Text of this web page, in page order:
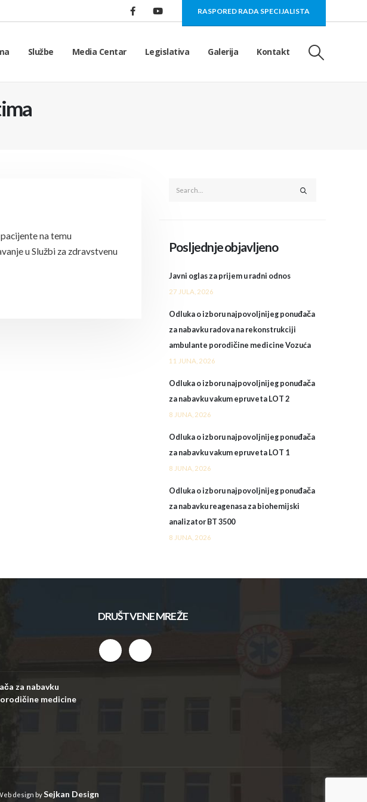
RASPORED RADA SPECIJALISTA
Službe Media Centar Legislativa Galerija Kontakt
na temu
u Službi za zdravstvenu
Posljednje objavljeno
Javni oglas za prijem u radni odnos
27 JULA, 2026
Odluka o izboru najpovoljnijeg ponuđača
za nabavku radova na rekonstrukciji
ambulante porodičine medicine Vozuća
11 JUNA, 2026
Odluka o izboru najpovoljnijeg ponuđača
za nabavku vakum epruveta LOT 2
8 JUNA, 2026
Odluka o izboru najpovoljnijeg ponuđača
za nabavku vakum epruveta LOT 1
8 JUNA, 2026
Odluka o izboru najpovoljnijeg ponuđača
za nabavku reagenasa za biohemijski
analizator BT 3500
8 JUNA, 2026
za nabavku
medicine
DRUŠTVENE MREŽE
design bySejkan Design